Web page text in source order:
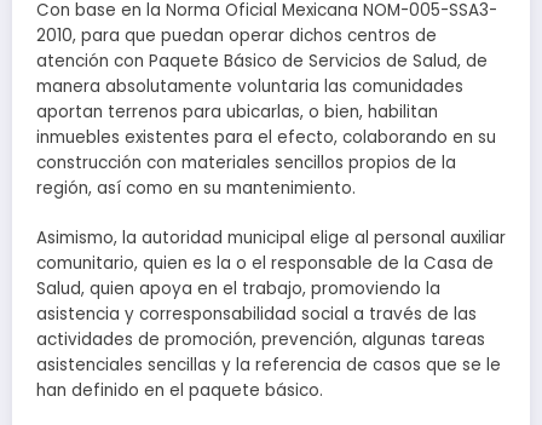
Con base en la Norma Oficial Mexicana NOM-005-SSA3-
2010, para que puedan operar dichos centros de
atención con Paquete Básico de Servicios de Salud, de
manera absolutamente voluntaria las comunidades
aportan terrenos para ubicarlas, o bien, habilitan
inmuebles existentes para el efecto, colaborando en su
construcción con materiales sencillos propios de la
región, así como en su mantenimiento.
Asimismo, la autoridad municipal elige al personal auxiliar
comunitario, quien es la o el responsable de la Casa de
Salud, quien apoya en el trabajo, promoviendo la
asistencia y corresponsabilidad social a través de las
actividades de promoción, prevención, algunas tareas
asistenciales sencillas y la referencia de casos que se le
han definido en el paquete básico.